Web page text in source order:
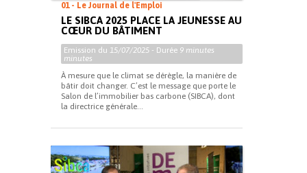
01 - Le Journal de l'Emploi
LE SIBCA 2025 PLACE LA JEUNESSE AU
CŒUR DU BÂTIMENT
Emission du 15/07/2025 - Durée 9 minutes
minutes
À mesure que le climat se dérègle, la manière de
bâtir doit changer. C’est le message que porte le
Salon de l’immobilier bas carbone (SIBCA), dont
la directrice générale...